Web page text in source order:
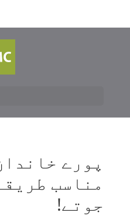
پورے
مناسب
جوتے!